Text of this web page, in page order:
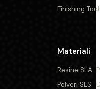
Finishing
Materiali
Resine SLA
Polveri SLS